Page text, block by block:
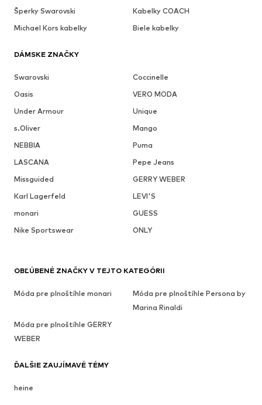
Šperky Swarovski
Kabelky COACH
Michael Kors kabelky
Biele kabelky
DÁMSKE ZNAČKY
Swarovski
Coccinelle
Oasis
VERO MODA
Under Armour
Unique
s.Oliver
Mango
NEBBIA
Puma
LASCANA
Pepe Jeans
Missguided
GERRY WEBER
Karl Lagerfeld
LEVI'S
monari
GUESS
Nike Sportswear
ONLY
OBĽÚBENÉ ZNAČKY V TEJTO KATEGÓRII
Móda pre plnoštíhle monari
Móda pre plnoštíhle Persona by
Marina Rinaldi
Móda pre plnoštíhle GERRY
WEBER
ĎALŠIE ZAUJÍMAVÉ TÉMY
heine